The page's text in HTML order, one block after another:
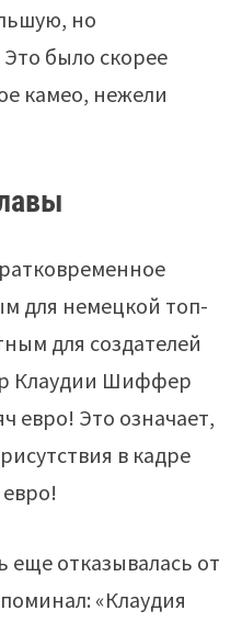
но
было скорее
камео, нежели
для немецкой топ-
для создателей
Клаудии Шиффер
евро! Это означает,
в кадре
еще отказывалась от
«Клаудия